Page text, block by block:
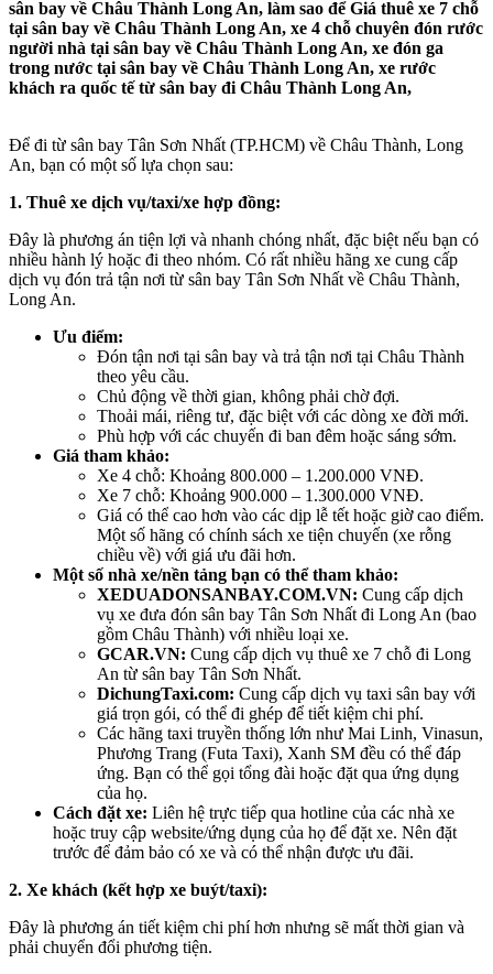
sân bay về Châu Thành Long An, làm sao để Giá thuê xe 7 chỗ
tại sân bay về Châu Thành Long An, xe 4 chỗ chuyên đón rước
người nhà tại sân bay về Châu Thành Long An, xe đón ga
trong nước tại sân bay về Châu Thành Long An, xe rước
khách ra quốc tế từ sân bay đi Châu Thành Long An,
Để đi từ sân bay Tân Sơn Nhất (TP.HCM) về Châu Thành, Long
An, bạn có một số lựa chọn sau:
1. Thuê xe dịch vụ/taxi/xe hợp đồng:
Đây là phương án tiện lợi và nhanh chóng nhất, đặc biệt nếu bạn có
nhiều hành lý hoặc đi theo nhóm. Có rất nhiều hãng xe cung cấp
dịch vụ đón trả tận nơi từ sân bay Tân Sơn Nhất về Châu Thành,
Long An.
Ưu điểm:
Đón tận nơi tại sân bay và trả tận nơi tại Châu Thành
theo yêu cầu.
Chủ động về thời gian, không phải chờ đợi.
Thoải mái, riêng tư, đặc biệt với các dòng xe đời mới.
Phù hợp với các chuyến đi ban đêm hoặc sáng sớm.
Giá tham khảo:
Xe 4 chỗ: Khoảng 800.000 – 1.200.000 VNĐ.
Xe 7 chỗ: Khoảng 900.000 – 1.300.000 VNĐ.
Giá có thể cao hơn vào các dịp lễ tết hoặc giờ cao điểm.
Một số hãng có chính sách xe tiện chuyến (xe rỗng
chiều về) với giá ưu đãi hơn.
Một số nhà xe/nền tảng bạn có thể tham khảo:
XEDUADONSANBAY.COM.VN: Cung cấp dịch
vụ xe đưa đón sân bay Tân Sơn Nhất đi Long An (bao
gồm Châu Thành) với nhiều loại xe.
GCAR.VN: Cung cấp dịch vụ thuê xe 7 chỗ đi Long
An từ sân bay Tân Sơn Nhất.
DichungTaxi.com: Cung cấp dịch vụ taxi sân bay với
giá trọn gói, có thể đi ghép để tiết kiệm chi phí.
Các hãng taxi truyền thống lớn như Mai Linh, Vinasun,
Phương Trang (Futa Taxi), Xanh SM đều có thể đáp
ứng. Bạn có thể gọi tổng đài hoặc đặt qua ứng dụng
của họ.
Cách đặt xe: Liên hệ trực tiếp qua hotline của các nhà xe
hoặc truy cập website/ứng dụng của họ để đặt xe. Nên đặt
trước để đảm bảo có xe và có thể nhận được ưu đãi.
2. Xe khách (kết hợp xe buýt/taxi):
Đây là phương án tiết kiệm chi phí hơn nhưng sẽ mất thời gian và
phải chuyển đổi phương tiện.